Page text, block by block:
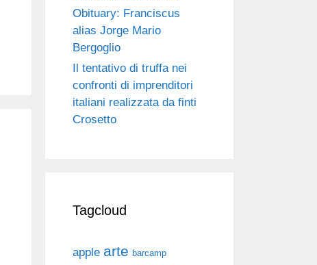
Obituary: Franciscus
alias Jorge Mario
Bergoglio
Il tentativo di truffa nei
confronti di imprenditori
italiani realizzata da finti
Crosetto
Tagcloud
apple arte barcamp